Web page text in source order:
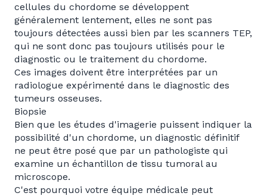
cellules du chordome se développent
généralement lentement, elles ne sont pas
toujours détectées aussi bien par les scanners TEP,
qui ne sont donc pas toujours utilisés pour le
diagnostic ou le traitement du chordome.
Ces images doivent être interprétées par un
radiologue expérimenté dans le diagnostic des
tumeurs osseuses.
Biopsie
Bien que les études d'imagerie puissent indiquer la
possibilité d'un chordome, un diagnostic définitif
ne peut être posé que par un pathologiste qui
examine un échantillon de tissu tumoral au
microscope.
C'est pourquoi votre équipe médicale peut